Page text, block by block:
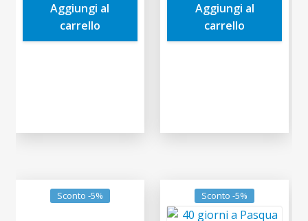
1,90€.
Aggiungi al
carrello
0,60€.
Aggiungi al
carrello
Sconto -5% Sconto -5%